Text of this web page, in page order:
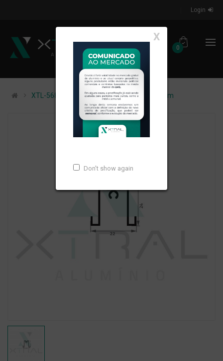
Login
0
X
Don't show again
XTL-568 - (ITF-01) - PESO LINEAR: 0,226kg/m